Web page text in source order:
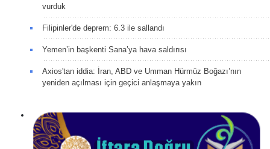
vurduk
Filipinler'de deprem: 6.3 ile sallandı
Yemen’in başkenti Sana’ya hava saldırısı
Axios'tan iddia: İran, ABD ve Umman Hürmüz Boğazı’nın
yeniden açılması için geçici anlaşmaya yakın